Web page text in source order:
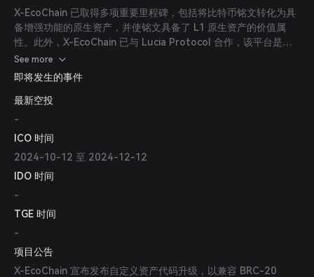
X-EcoChain 已取得多项重要里程碑，包括将比特币铭文转化为具
备增强功能的原生资产，并使铭文具备了 L1 原生资产的价值属
性。此外，X-EcoChain 已与 Lucia Protocol 合作，该平台是一
个以 AI 驱动、优先考虑隐私和用户数据货币化的广告归因平台。
See more
即将发生的事件
最新空投
-
ICO 时间
2024-10-12 至 2024-12-12
IDO 时间
-
TGE 时间
-
项目公告
X-EcoChain 宣布发布自定义资产代码升级，以兼容 BRC-20